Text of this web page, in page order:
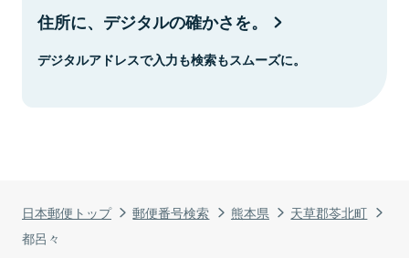
日本郵便トップ 郵便番号検索 熊本県
天草郡苓北町
都呂々
住所に、デジタルの確かさを。
デジタルアドレスで入力も検索もスムーズに。